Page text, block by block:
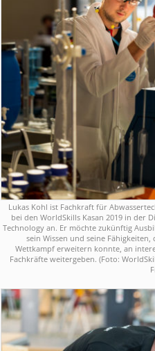
Lukas Kohl ist Fachkraft für
bei den WorldSkills Kasan 2019 in der
Technology an. Er möchte zukünftig
sein Wissen und seine Fähigkeiten,
Wettkampf erweitern konnte, an
Fachkräfte weitergeben. (Foto: